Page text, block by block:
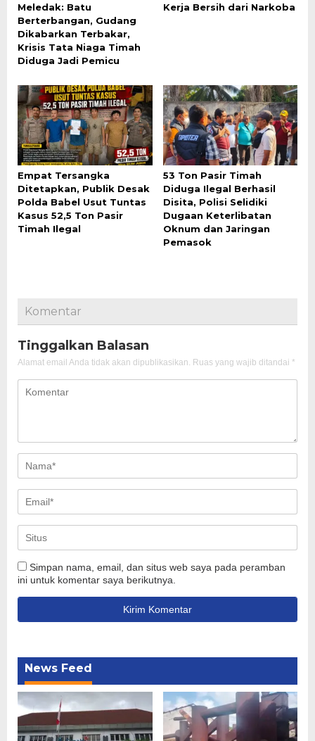
Meledak: Batu
Berterbangan, Gudang
Dikabarkan Terbakar,
Krisis Tata Niaga Timah
Diduga Jadi Pemicu
Kerja Bersih dari Narkoba
Empat Tersangka
Ditetapkan, Publik Desak
Polda Babel Usut Tuntas
Kasus 52,5 Ton Pasir
Timah Ilegal
53 Ton Pasir Timah
Diduga Ilegal Berhasil
Disita, Polisi Selidiki
Dugaan Keterlibatan
Oknum dan Jaringan
Pemasok
Komentar
Tinggalkan Balasan
Alamat email Anda tidak akan dipublikasikan. Ruas yang wajib ditandai *
Simpan nama, email, dan situs web saya pada peramban
ini untuk komentar saya berikutnya.
News Feed